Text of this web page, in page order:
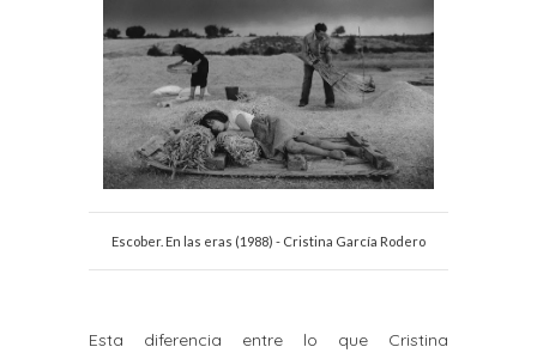
Escober. En las eras (1988) - Cristina García Rodero
Esta diferencia entre lo que Cristina